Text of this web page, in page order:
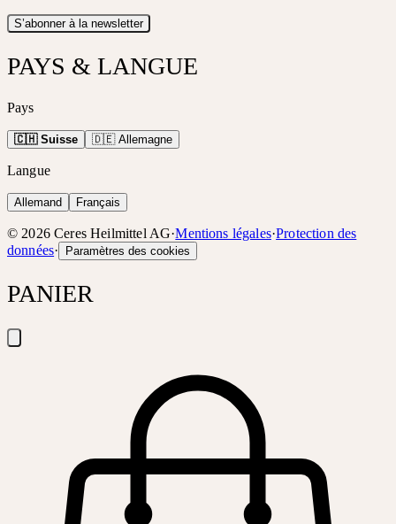
S’abonner à la newsletter
PAYS & LANGUE
Pays
🇨🇭 Suisse 🇩🇪 Allemagne
Langue
Allemand Français
© 2026 Ceres Heilmittel AG·Mentions légales·Protection des
données· Paramètres des cookies
PANIER